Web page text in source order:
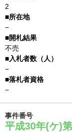
2
−
不売
−
−
事件番号
平成30年(ケ)